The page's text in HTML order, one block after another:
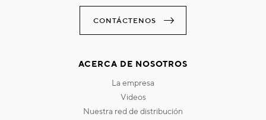
CONTÁCTENOS
ACERCA DE NOSOTROS
la empresa
videos
nuestra red de distribución